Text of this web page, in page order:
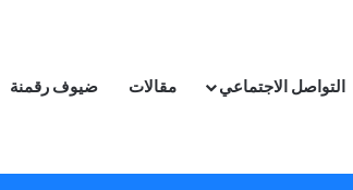
التواصل الاجتماعي مقالات ضيوف رقمنة